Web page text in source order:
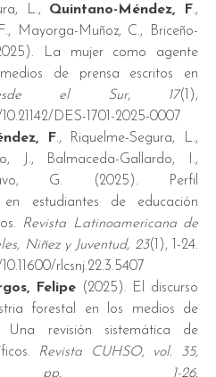
L., Quintano-Méndez, F.,
Mayorga-Muñoz, C., Briceño-
La mujer como agente
de prensa escritos en
el Sur, 17(1),
DES-1701-2025-0007
F., Riquelme-Segura, L.,
J., Balmaceda-Gallardo, I.,
Bravo, G. (2025). Perfil
en estudiantes de educación
Revista Latinoamericana de
Niñez y Juventud, 23(1), 1-24.
rlcsnj.22.3.5407
Felipe (2025). El discurso
forestal en los medios de
Una revisión sistemática de
Revista CUHSO, vol. 35,
pp. 1-26.